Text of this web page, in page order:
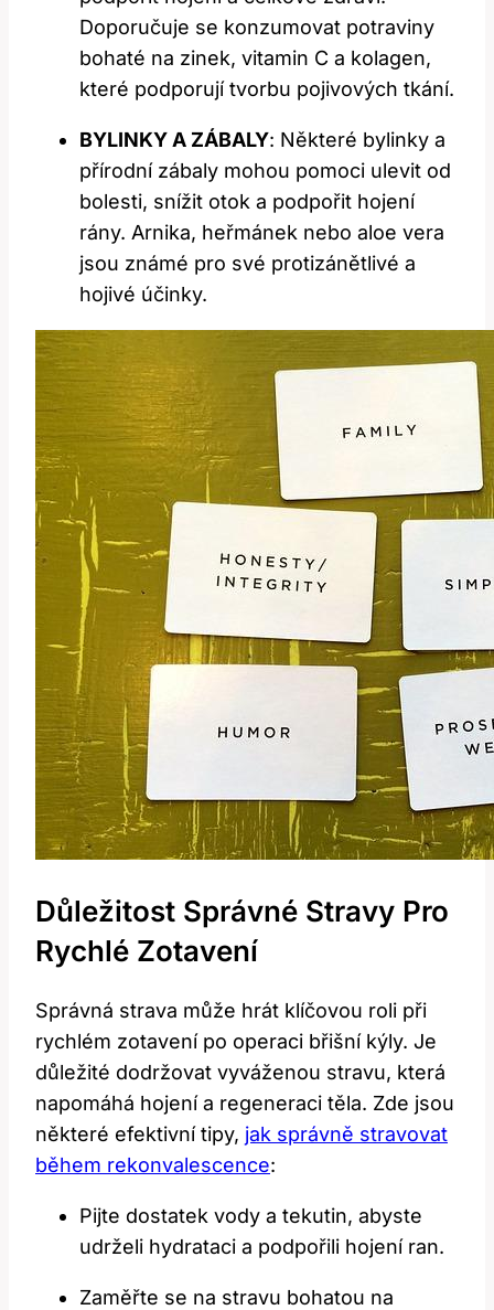
Doporučuje se konzumovat potraviny
bohaté na zinek, vitamin C a kolagen,
které podporují tvorbu pojivových tkání.
BYLINKY A ZÁBALY: Některé bylinky a
přírodní zábaly mohou pomoci ulevit od
bolesti, snížit otok a podpořit hojení
rány. Arnika, heřmánek nebo aloe vera
jsou známé pro své protizánětlivé a
hojivé účinky.
Důležitost Správné Stravy Pro
Rychlé Zotavení
Správná strava může hrát klíčovou roli při
rychlém zotavení po operaci břišní kýly. Je
důležité dodržovat vyváženou stravu, která
napomáhá hojení a regeneraci těla. Zde jsou
některé efektivní tipy, jak správně stravovat
během rekonvalescence:
Pijte dostatek vody a tekutin, abyste
udrželi hydrataci a podpořili hojení ran.
Zaměřte se na stravu bohatou na